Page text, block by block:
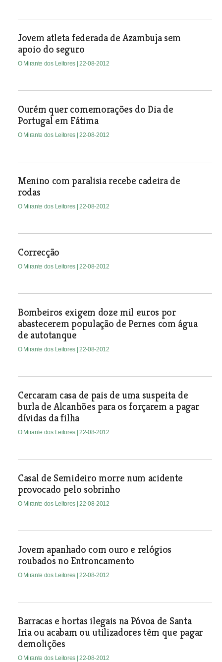
Jovem atleta federada de Azambuja sem
apoio do seguro
O Mirante dos Leitores | 22-08-2012
Ourém quer comemorações do Dia de
Portugal em Fátima
O Mirante dos Leitores | 22-08-2012
Menino com paralisia recebe cadeira de
rodas
O Mirante dos Leitores | 22-08-2012
Correcção
O Mirante dos Leitores | 22-08-2012
Bombeiros exigem doze mil euros por
abastecerem população de Pernes com água
de autotanque
O Mirante dos Leitores | 22-08-2012
Cercaram casa de pais de uma suspeita de
burla de Alcanhões para os forçarem a pagar
dívidas da filha
O Mirante dos Leitores | 22-08-2012
Casal de Semideiro morre num acidente
provocado pelo sobrinho
O Mirante dos Leitores | 22-08-2012
Jovem apanhado com ouro e relógios
roubados no Entroncamento
O Mirante dos Leitores | 22-08-2012
Barracas e hortas ilegais na Póvoa de Santa
Iria ou acabam ou utilizadores têm que pagar
demolições
O Mirante dos Leitores | 22-08-2012